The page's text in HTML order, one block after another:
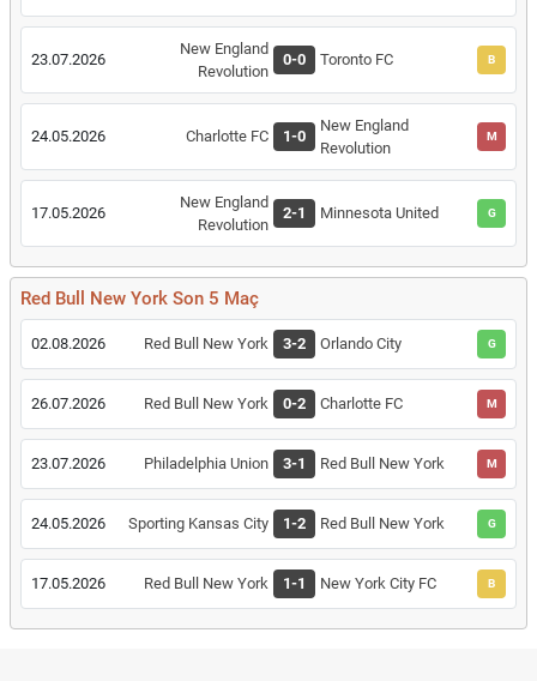
23.07.2026
New England
Revolution
0-0 Toronto FC B
24.05.2026 Charlotte FC 1-0
New England
Revolution
M
17.05.2026
New England
Revolution
2-1 Minnesota United G
Red Bull New York Son 5 Maç
02.08.2026 Red Bull New York 3-2 Orlando City G
26.07.2026 Red Bull New York 0-2 Charlotte FC M
23.07.2026 Philadelphia Union 3-1 Red Bull New York M
24.05.2026 Sporting Kansas City 1-2 Red Bull New York G
17.05.2026 Red Bull New York 1-1 New York City FC B